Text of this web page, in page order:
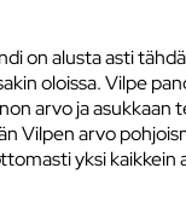
on alusta asti
oloissa. Vilpe
arvo ja asukkaan
Vilpen arvo
yksi